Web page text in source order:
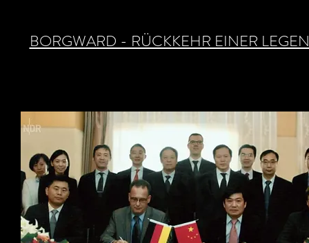
BORGWARD - RÜCKKEHR EINER